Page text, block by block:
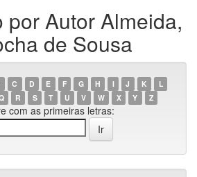
por Autor Almeida,
de Sousa
C D E F G H I J K
L
R S T U V W X Y Z
com as primeiras letras: